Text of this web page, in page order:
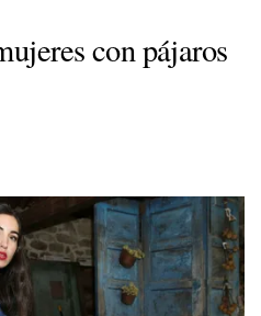
con pájaros